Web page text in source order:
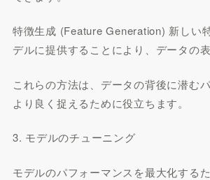
特徴生成 (Feature Generation) 新しい
デルに提供することにより、データの
これらの方法は、データの背後に潜む
より良く捉えるために役立ちます。
3. モデルのチューニング
モデルのパフォーマンスを最大化する